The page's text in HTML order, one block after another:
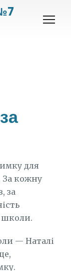
для
За кожну
за
школи.
— Наталі